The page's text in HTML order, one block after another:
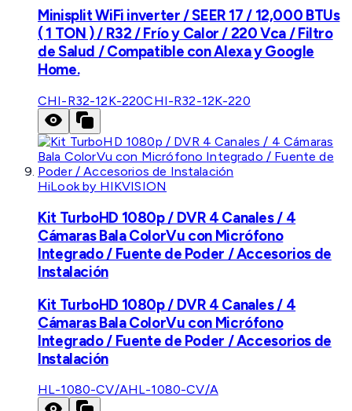
Minisplit WiFi inverter / SEER 17 / 12,000 BTUs
( 1 TON ) / R32 / Frío y Calor / 220 Vca / Filtro
de Salud / Compatible con Alexa y Google
Home.
CHI-R32-12K-220CHI-R32-12K-220
HiLook by HIKVISION
Kit TurboHD 1080p / DVR 4 Canales / 4
Cámaras Bala ColorVu con Micrófono
Integrado / Fuente de Poder / Accesorios de
Instalación
Kit TurboHD 1080p / DVR 4 Canales / 4
Cámaras Bala ColorVu con Micrófono
Integrado / Fuente de Poder / Accesorios de
Instalación
HL-1080-CV/AHL-1080-CV/A